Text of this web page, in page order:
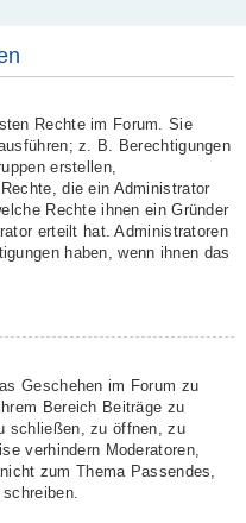
Rechte im Forum. Sie
z. B. Berechtigungen
erstellen,
die ein Administrator
Rechte ihnen ein Gründer
erteilt hat. Administratoren
haben, wenn ihnen das
Geschehen im Forum zu
Bereich Beiträge zu
schließen, zu öffnen, zu
verhindern Moderatoren,
zum Thema Passendes,